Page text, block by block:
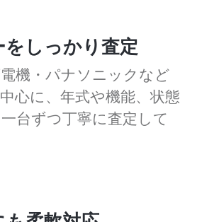
をしっかり査定
機・パナソニックなど
心に、年式や機能、状態
台ずつ丁寧に査定して